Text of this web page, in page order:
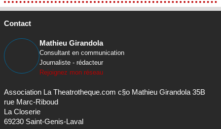
Contact
Mathieu Girandola
Consultant en communication
Journaliste - rédacteur
Rejoignez mon réseau
Association La Theatrotheque.com c§o Mathieu Girandola 35B
rue Marc-Riboud
La Closerie
69230 Saint-Genis-Laval